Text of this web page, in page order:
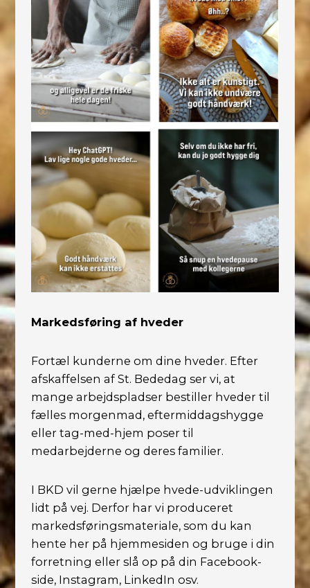
Markedsføring af hveder
Fortæl kunderne om dine hveder. Efter
afskaffelsen af St. Bededag ser vi, at
mange arbejdspladser bestiller hveder til
fælles morgenmad, eftermiddagshygge
eller tag-med-hjem poser til
medarbejderne og deres familier.
I BKD vil gerne hjælpe hvede-udviklingen
lidt på vej. Derfor har vi produceret
markedsføringsmateriale, som du kan
hente her på hjemmesiden og bruge i din
forretning eller slå op på din Facebook-
side, Instagram, LinkedIn osv.